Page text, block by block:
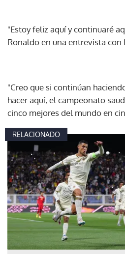
"Estoy feliz aquí y continuaré
Ronaldo en una entrevista con
"Creo que si continúan
hacer aquí, el campeonato
cinco mejores del mundo en
RELACIONADO